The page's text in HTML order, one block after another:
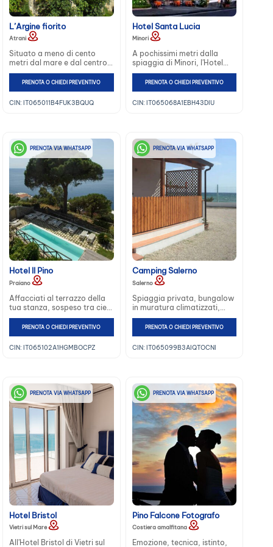
L’Argine fiorito
Atrani
Situato a meno di cento
metri dal mare e dal centro
abitato ma isolato dal
traffico. Costruito a pochi
metri dalla riva del torrente
Dragone...
PRENOTA O CHIEDI PREVENTIVO
CIN: IT065011B4FUK3BQUQ
Hotel Santa Lucia
Minori
A pochissimi metri dalla
spiaggia di Minori, l'Hotel
Santa Lucia costituisce una
ottima scelta per chi ama un
ambiente familiare e
confortevole...
PRENOTA O CHIEDI PREVENTIVO
CIN: IT065068A1EBH43DIU
PRENOTA VIA WHATSAPP
Hotel Il Pino
Praiano
Affacciati al terrazzo della
tua stanza, sospeso tra cielo
e mare, sul paesaggio
incantevole della Costiera
Amalfitana...
PRENOTA O CHIEDI PREVENTIVO
CIN: IT065102A1HGMBOCPZ
PRENOTA VIA WHATSAPP
Camping Salerno
Salerno
Spiaggia privata, bungalow
in muratura climatizzati,
piazzole con attacco
elettrico, caravan e tende,
bar e ristorante interno 120
posti a sedere...
PRENOTA O CHIEDI PREVENTIVO
CIN: IT065099B3AIQTOCNI
PRENOTA VIA WHATSAPP
Hotel Bristol
Vietri sul Mare
All'Hotel Bristol di Vietri sul
PRENOTA VIA WHATSAPP
Pino Falcone Fotografo
Costiera amalfitana
Emozione, tecnica, istinto,